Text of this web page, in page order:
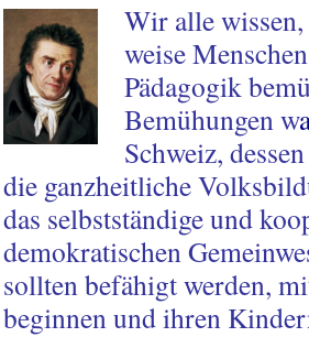
Wir alle wissen,
weise
Pädagogik
Bemühungen w
Schweiz,
die ganzheitliche
das selbstständige und
demokratischen
sollten befähigt werden,
beginnen und ihren